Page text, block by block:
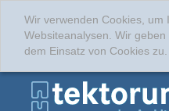
Wir verwenden Cookies,
Websiteanalysen. Wir
dem Einsatz von Cookies zu.